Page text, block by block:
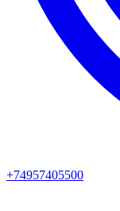
+74957405500